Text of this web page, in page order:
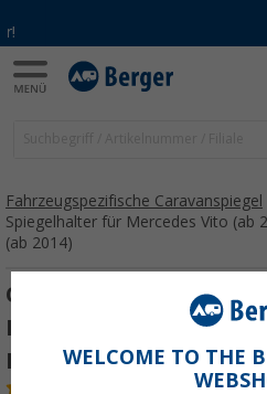
-20% auf
Mit dem
Fahrzeugspezifische Caravanspiegel
Spiegelhalter für Mercedes Vito (ab
(ab 2014)
Oppi Caravanspiegel
Mercedes Vito (ab
Klasse (ab 2014)
WELCOME TO THE